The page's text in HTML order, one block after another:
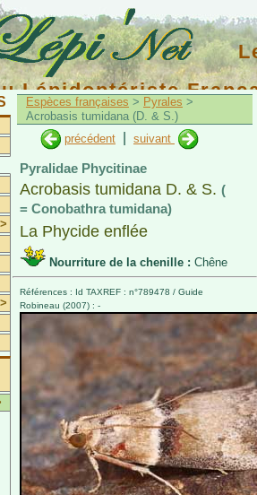
Lépidoptériste
>
>
Espèces françaises > Pyrales >
Acrobasis tumidana (D. & S.)
précédent
suivant
Pyralidae Phycitinae
Acrobasis tumidana D. & S. (
= Conobathra tumidana)
La Phycide enflée
Nourriture de la chenille : Chêne
Références : Id TAXREF : n°789478 / Guide
Robineau (2007) : -